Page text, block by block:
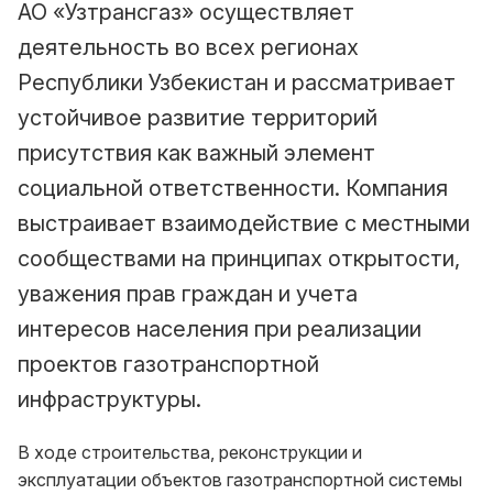
АО «Узтрансгаз» осуществляет
деятельность во всех регионах
Республики Узбекистан и рассматривает
устойчивое развитие территорий
присутствия как важный элемент
социальной ответственности. Компания
выстраивает взаимодействие с местными
сообществами на принципах открытости,
уважения прав граждан и учета
интересов населения при реализации
проектов газотранспортной
инфраструктуры.
В ходе строительства, реконструкции и
эксплуатации объектов газотранспортной системы